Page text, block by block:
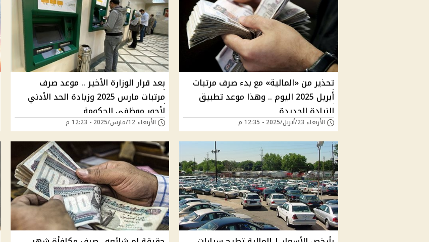
تحذير من «المالية» مع بدء صرف مرتبات
أبريل 2025 اليوم .. وهذا موعد تطبيق
الزيادة الجديدة
الأربعاء 23/أبريل/2025 - 12:35 م
بعد قرار الوزارة الأخير .. موعد صرف
مرتبات مارس 2025 وزيادة الحد الأدني
لأجور موظفي الحكومة
الأربعاء 12/مارس/2025 - 12:23 م